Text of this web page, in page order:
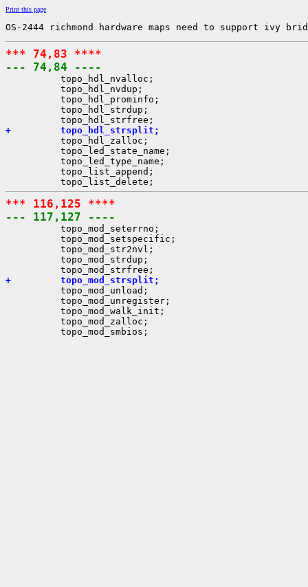
Print this page
OS-2444 richmond hardware maps need to support ivy
*** 74,83 ****
--- 74,84 ----
topo_hdl_nvalloc;
          topo_hdl_nvdup;
          topo_hdl_prominfo;
          topo_hdl_strdup;
+         topo_hdl_strsplit;
topo_hdl_zalloc;
          topo_led_state_name;
          topo_led_type_name;
          topo_list_append;
*** 116,125 ****
--- 117,127 ----
topo_mod_seterrno;
          topo_mod_setspecific;
          topo_mod_str2nvl;
          topo_mod_strdup;
+         topo_mod_strsplit;
topo_mod_unload;
          topo_mod_unregister;
          topo_mod_walk_init;
          topo_mod_zalloc;